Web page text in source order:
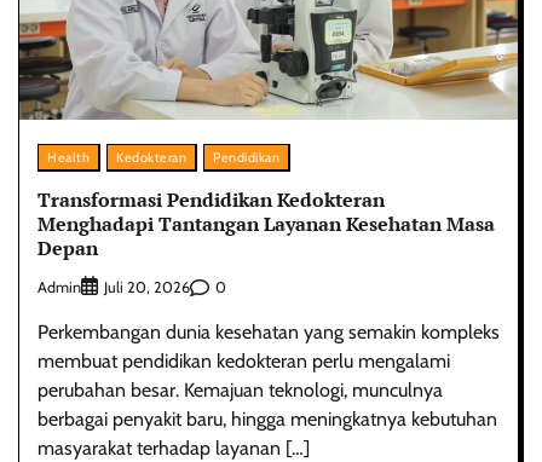
Health Kedokteran Pendidikan
Transformasi Pendidikan Kedokteran
Menghadapi Tantangan Layanan Kesehatan Masa
Depan
Admin Juli 20, 2026 0
Perkembangan dunia kesehatan yang semakin kompleks
membuat pendidikan kedokteran perlu mengalami
perubahan besar. Kemajuan teknologi, munculnya
berbagai penyakit baru, hingga meningkatnya kebutuhan
masyarakat terhadap layanan […]